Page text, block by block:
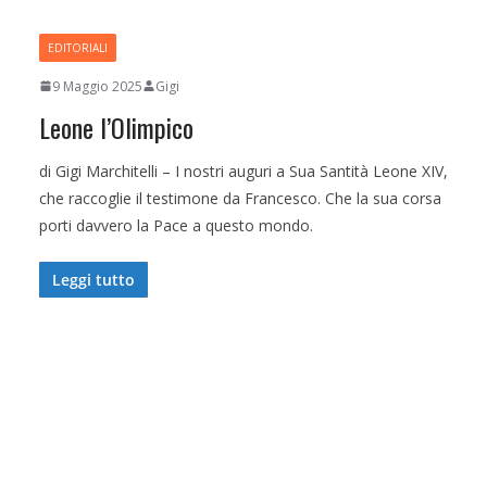
EDITORIALI
9 Maggio 2025 Gigi
Leone l’Olimpico
di Gigi Marchitelli – I nostri auguri a Sua Santità Leone XIV,
che raccoglie il testimone da Francesco. Che la sua corsa
porti davvero la Pace a questo mondo.
Leggi tutto